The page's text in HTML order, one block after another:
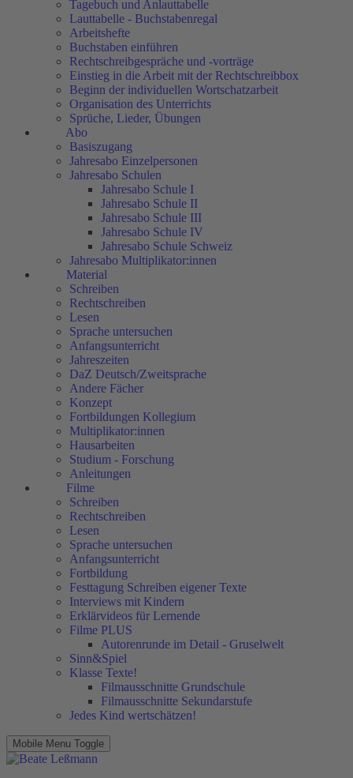
Tagebuch und Anlauttabelle
Lauttabelle - Buchstabenregal
Arbeitshefte
Buchstaben einführen
Rechtschreibgespräche und -vorträge
Einstieg in die Arbeit mit der Rechtschreibbox
Beginn der individuellen Wortschatzarbeit
Organisation des Unterrichts
Sprüche, Lieder, Übungen
Abo
Basiszugang
Jahresabo Einzelpersonen
Jahresabo Schulen
Jahresabo Schule I
Jahresabo Schule II
Jahresabo Schule III
Jahresabo Schule IV
Jahresabo Schule Schweiz
Jahresabo Multiplikator:innen
Material
Schreiben
Rechtschreiben
Lesen
Sprache untersuchen
Anfangsunterricht
Jahreszeiten
DaZ Deutsch/Zweitsprache
Andere Fächer
Konzept
Fortbildungen Kollegium
Multiplikator:innen
Hausarbeiten
Studium - Forschung
Anleitungen
Filme
Schreiben
Rechtschreiben
Lesen
Sprache untersuchen
Anfangsunterricht
Fortbildung
Festtagung Schreiben eigener Texte
Interviews mit Kindern
Erklärvideos für Lernende
Filme PLUS
Autorenrunde im Detail - Gruselwelt
Sinn&Spiel
Klasse Texte!
Filmausschnitte Grundschule
Filmausschnitte Sekundarstufe
Jedes Kind wertschätzen!
Mobile Menu Toggle